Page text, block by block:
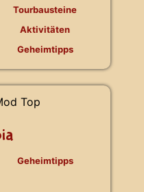
Tourbausteine
Aktivitäten
Geheimtipps
Geheimtipps